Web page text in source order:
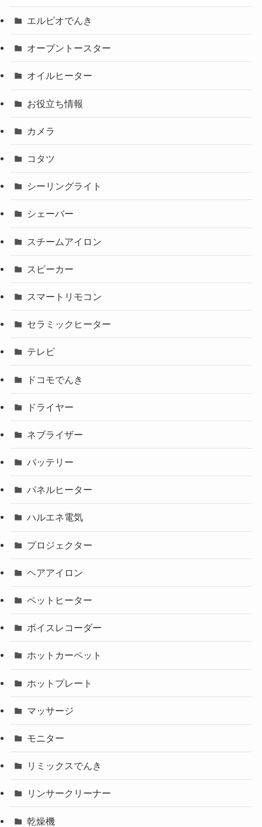
エルピオでんき
オーブントースター
オイルヒーター
お役立ち情報
カメラ
コタツ
シーリングライト
シェーバー
スチームアイロン
スピーカー
スマートリモコン
セラミックヒーター
テレビ
ドコモでんき
ドライヤー
ネブライザー
バッテリー
パネルヒーター
ハルエネ電気
プロジェクター
ヘアアイロン
ペットヒーター
ボイスレコーダー
ホットカーペット
ホットプレート
マッサージ
モニター
リミックスでんき
リンサークリーナー
乾燥機